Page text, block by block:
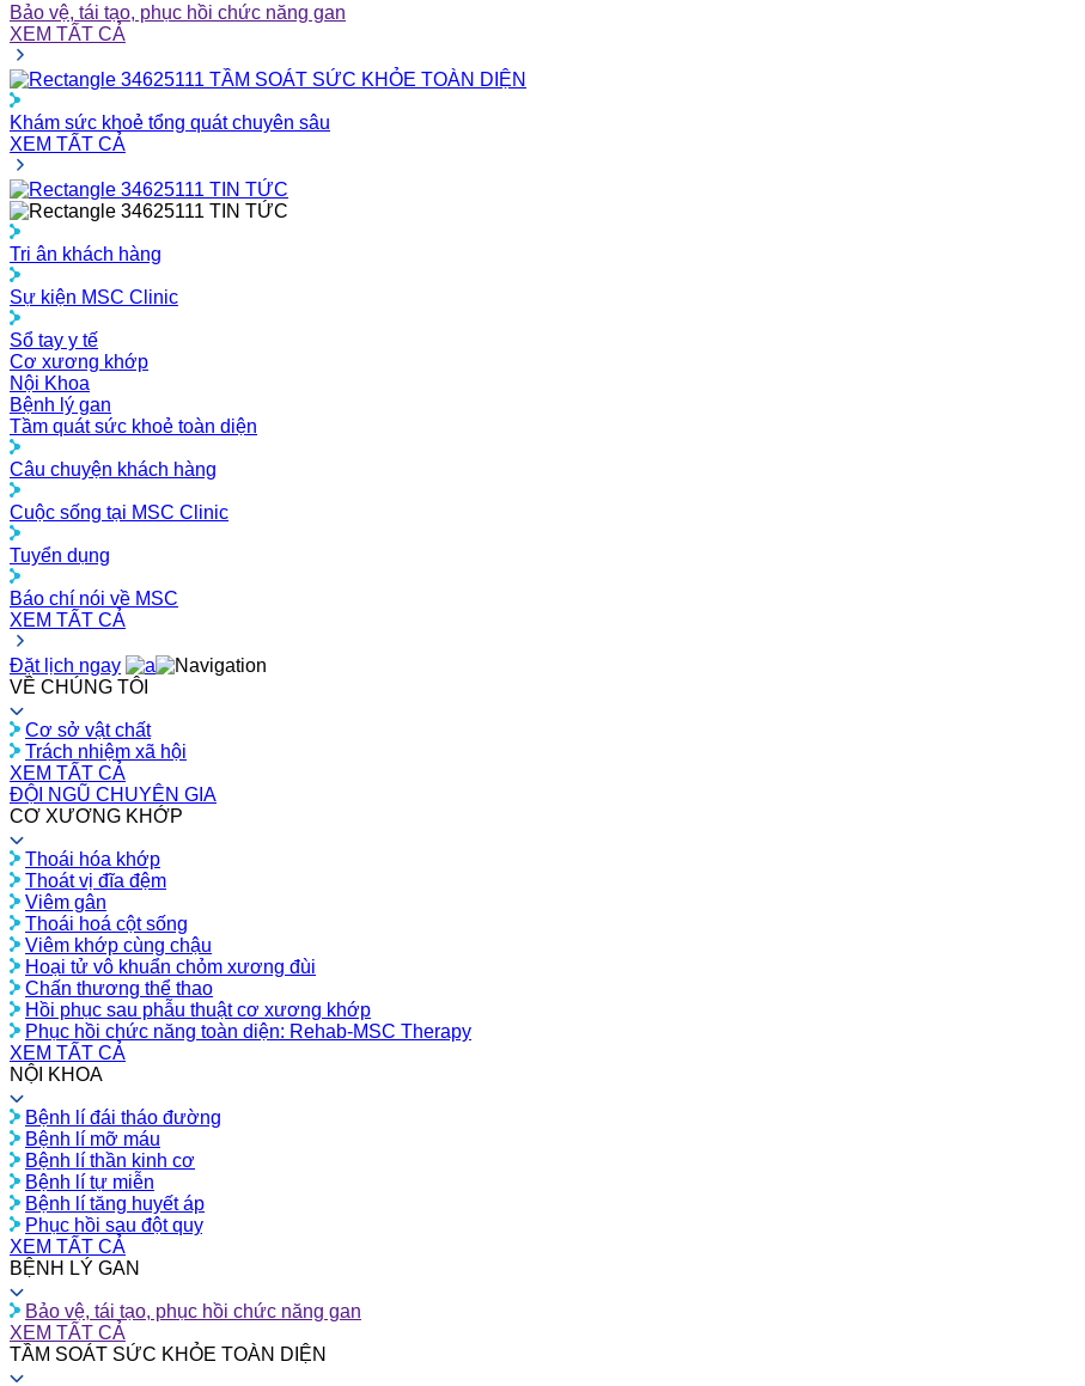
Bảo vệ, tái tạo, phục hồi chức năng gan
XEM TẤT CẢ
TẦM SOÁT SỨC KHỎE TOÀN DIỆN
Khám sức khoẻ tổng quát chuyên sâu
XEM TẤT CẢ
TIN TỨC
TIN TỨC
Tri ân khách hàng
Sự kiện MSC Clinic
Sổ tay y tế
Cơ xương khớp
Nội Khoa
Bệnh lý gan
Tầm quát sức khoẻ toàn diện
Câu chuyện khách hàng
Cuộc sống tại MSC Clinic
Tuyển dụng
Báo chí nói về MSC
XEM TẤT CẢ
Đặt lịch ngay
VỀ CHÚNG TÔI
Cơ sở vật chất
Trách nhiệm xã hội
XEM TẤT CẢ
ĐỘI NGŨ CHUYÊN GIA
CƠ XƯƠNG KHỚP
Thoái hóa khớp
Thoát vị đĩa đệm
Viêm gân
Thoái hoá cột sống
Viêm khớp cùng chậu
Hoại tử vô khuẩn chỏm xương đùi
Chấn thương thể thao
Hồi phục sau phẫu thuật cơ xương khớp
Phục hồi chức năng toàn diện: Rehab-MSC Therapy
XEM TẤT CẢ
NỘI KHOA
Bệnh lí đái tháo đường
Bệnh lí mỡ máu
Bệnh lí thần kinh cơ
Bệnh lí tự miễn
Bệnh lí tăng huyết áp
Phục hồi sau đột quỵ
XEM TẤT CẢ
BỆNH LÝ GAN
Bảo vệ, tái tạo, phục hồi chức năng gan
XEM TẤT CẢ
TẦM SOÁT SỨC KHỎE TOÀN DIỆN